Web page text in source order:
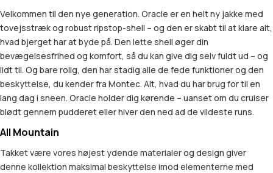
Velkommen til den nye generation. Oracle er en helt ny jakke med
tovejsstræk og robust ripstop-shell – og den er skabt til at klare alt,
hvad bjerget har at byde på. Den lette shell øger din
bevægelsesfrihed og komfort, så du kan give dig selv fuldt ud – og
lidt til. Og bare rolig, den har stadig alle de fede funktioner og den
beskyttelse, du kender fra Montec. Alt, hvad du har brug for til en
lang dag i sneen. Oracle holder dig kørende – uanset om du cruiser
blødt gennem pudderet eller hiver den ned ad de vildeste runs.
All Mountain
Takket være vores højest ydende materialer og design giver
denne kollektion maksimal beskyttelse imod elementerne med